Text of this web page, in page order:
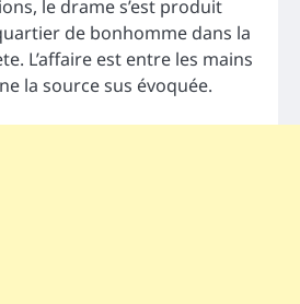
le drame s’est produit
de bonhomme dans la
L’affaire est entre les mains
la source sus évoquée.